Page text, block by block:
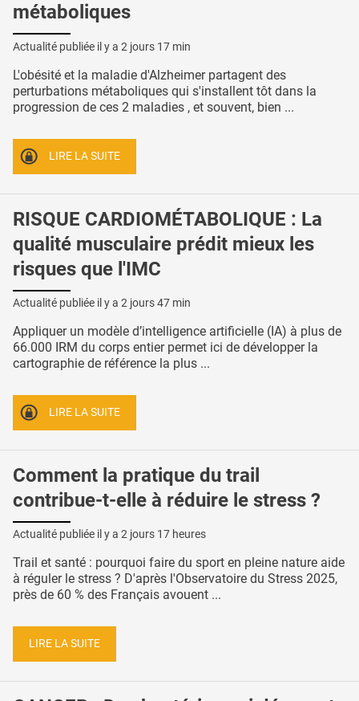
métaboliques
Actualité publiée il y a 2 jours 17 min
L'obésité et la maladie d'Alzheimer partagent des
perturbations métaboliques qui s'installent tôt dans la
progression de ces 2 maladies , et souvent, bien ...
LIRE LA SUITE
RISQUE CARDIOMÉTABOLIQUE : La
qualité musculaire prédit mieux les
risques que l'IMC
Actualité publiée il y a 2 jours 47 min
Appliquer un modèle d’intelligence artificielle (IA) à plus de
66.000 IRM du corps entier permet ici de développer la
cartographie de référence la plus ...
LIRE LA SUITE
Comment la pratique du trail
contribue-t-elle à réduire le stress ?
Actualité publiée il y a 2 jours 17 heures
Trail et santé : pourquoi faire du sport en pleine nature aide
à réguler le stress ? D'après l'Observatoire du Stress 2025,
près de 60 % des Français avouent ...
LIRE LA SUITE